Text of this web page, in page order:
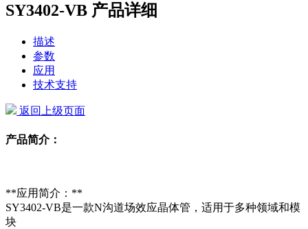
SY3402-VB 产品详细
描述
参数
应用
技术支持
返回上级页面
产品简介：
**应用简介：**
SY3402-VB是一款N沟道场效应晶体管，适用于多种领域和模
块